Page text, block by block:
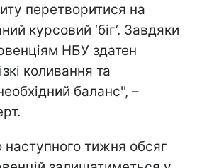
перетворитися на
курсовий ‘біг’. Завдяки
НБУ здатен
коливання та
баланс'', –
наступного тижня обсяг